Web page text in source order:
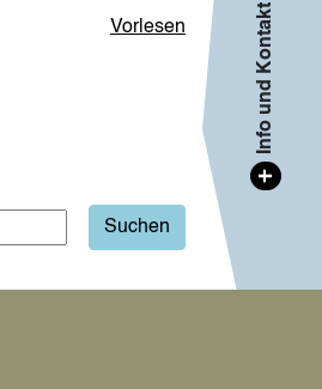
Vorlesen
+
Info und Kontakt